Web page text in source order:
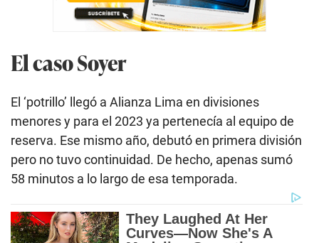
El caso Soyer
El ‘potrillo’ llegó a Alianza Lima en divisiones
menores y para el 2023 ya pertenecía al equipo de
reserva. Ese mismo año, debutó en primera división
pero no tuvo continuidad. De hecho, apenas sumó
58 minutos a lo largo de esa temporada.